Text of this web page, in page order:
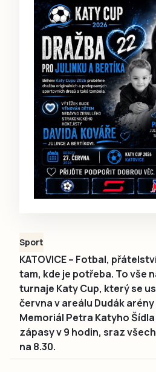
Sport
KATOVICE – Fotbal,
tam, kde je potřeba. To vše
turnaje Katy Cup, který se
června v areálu Dudák
Memoriál Petra Katyho
zápasy v 9 hodin, sraz
na 8.30.